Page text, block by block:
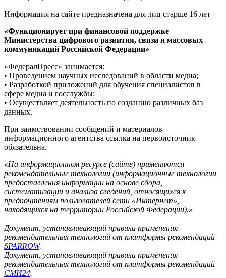
Информация на сайте предназначена для лиц старше 16 лет
«Функционирует при финансовой поддержке
Министерства цифрового развития, связи и массовых
коммуникаций Российской Федерации»
«ФедералПресс» занимается:
• Проведением научных исследований в области медиа;
• Разработкой приложений для обучения специалистов в
сфере медиа и госслужбы;
• Осуществляет деятельность по созданию различных баз
данных.
При заимствовании сообщений и материалов
информационного агентства ссылка на первоисточник
обязательна.
«На информационном ресурсе (сайте) применяются
рекомендательные технологии (информационные технологии
предоставления информации на основе сбора,
систематизации и анализа сведений, относящихся к
предпочтениям пользователей сети «Интернет»,
находящихся на территории Российской Федерации).»
Документ, устанавливающий правила применения
рекомендательных технологий от платформы рекомендаций
SPARROW.
Документ, устанавливающий правила применения
рекомендательных технологий от платформы рекомендаций
СМИ24.